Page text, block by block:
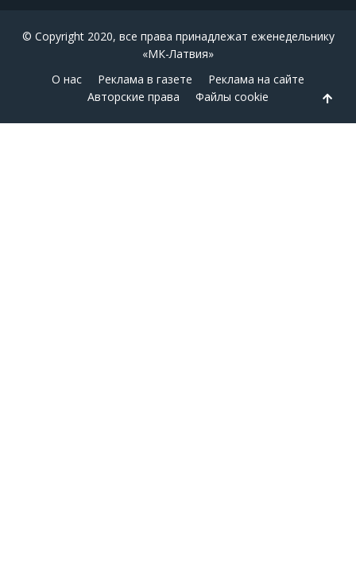
© Copyright 2020, все права принадлежат еженедельнику
«МК-Латвия»
О нас
Реклама в газете
Реклама на сайте
Авторские права
Файлы cookie